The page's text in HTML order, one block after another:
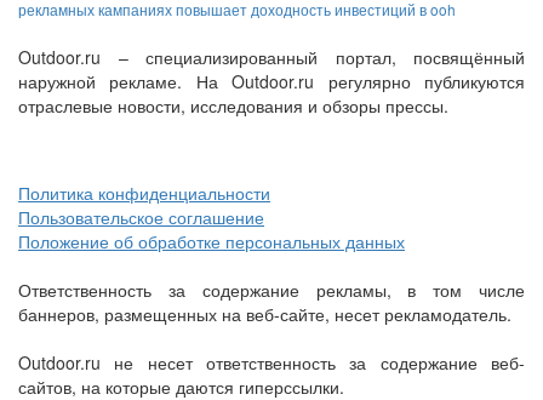
рекламных кампаниях повышает доходность инвестиций в ooh
Outdoor.ru – специализированный портал, посвящённый
наружной рекламе. На Outdoor.ru регулярно публикуются
отраслевые новости, исследования и обзоры прессы.
Политика конфиденциальности
Пользовательское соглашение
Положение об обработке персональных данных
Ответственность за содержание рекламы, в том числе
баннеров, размещенных на веб-сайте, несет рекламодатель.
Outdoor.ru не несет ответственность за содержание веб-
сайтов, на которые даются гиперссылки.